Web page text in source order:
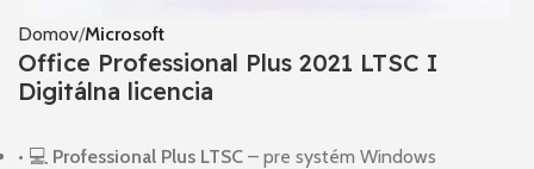
Domov Microsoft
Office Professional Plus 2021 LTSC I
Digitálna licencia
• 💻 Professional Plus LTSC – pre systém Windows